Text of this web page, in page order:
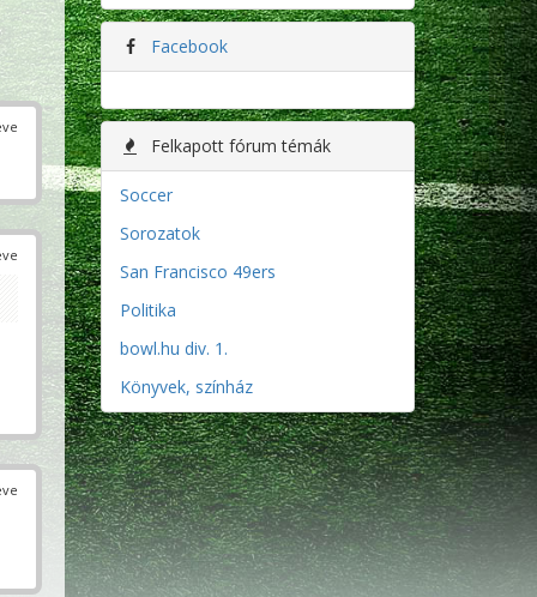
Facebook
Felkapott fórum témák
Soccer
Sorozatok
San Francisco 49ers
Politika
bowl.hu div. 1.
Könyvek, színház